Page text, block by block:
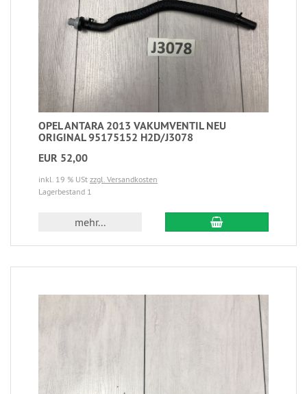
OPEL ANTARA 2013 VAKUMVENTIL NEU
ORIGINAL 95175152 H2D/J3078
EUR 52,00
inkl. 19 % USt zzgl. Versandkosten
Lagerbestand 1
mehr...